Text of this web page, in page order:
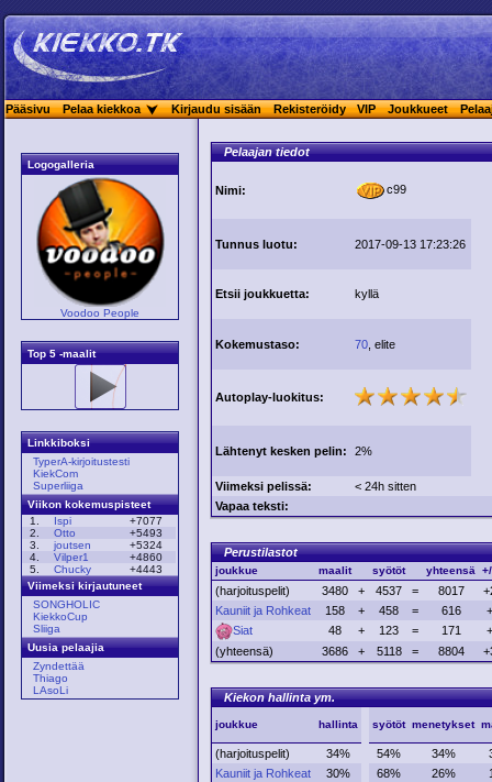
Pääsivu Pelaa kiekkoa Kirjaudu sisään Rekisteröidy VIP Joukkueet
Logogalleria
Voodoo People
Top 5 -maalit
Linkkiboksi
TyperA-kirjoitustesti
KiekCom
Superliiga
Viikon kokemuspisteet
1.
Ispi
+7077
2.
Otto
+5493
3.
joutsen
+5324
4.
Vilper1
+4860
5.
Chucky
+4443
Viimeksi kirjautuneet
SONGHOLIC
KiekkoCup
Sliiga
Uusia pelaajia
Zyndettää
Thiago
LAsoLi
Pelaajan tiedot
Nimi: c99
Tunnus luotu: 2017-09-13 17:23:26
Etsii joukkuetta: kyllä
Kokemustaso: 70 , elite
Autoplay-luokitus:
Lähtenyt kesken pelin: 2%
Viimeksi pelissä:
< 24h sitten
Vapaa teksti:
Perustilastot
joukkue maalit syötöt yhteensä
(harjoituspelit) 3480 + 4537 = 8017
Kauniit ja Rohkeat
158 + 458 = 616
Siat
48 + 123 = 171
(yhteensä)
3686 + 5118 = 8804
Kiekon hallinta ym.
joukkue hallinta syötöt menetykset
(harjoituspelit) 34% 54% 34%
Kauniit ja Rohkeat
30% 68% 26%